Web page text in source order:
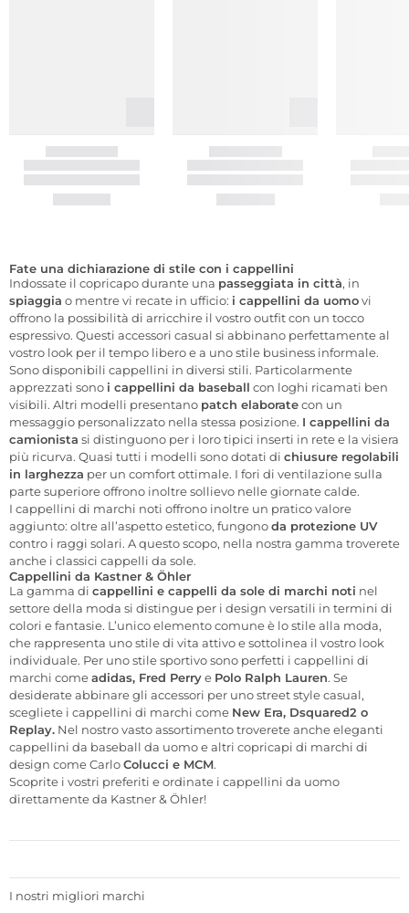
Fate una dichiarazione di stile con i cappellini
Indossate il copricapo durante una passeggiata in città, in
spiaggia o mentre vi recate in ufficio: i cappellini da uomovi
offrono la possibilità di arricchire il vostro outfit con un tocco
espressivo. Questi accessori casual si abbinano perfettamente al
vostro look per il tempo libero e a uno stile business informale.
Sono disponibili cappellini in diversi stili. Particolarmente
apprezzati sono i cappellini da baseball con loghi ricamati ben
visibili. Altri modelli presentano patch elaboratecon un
messaggio personalizzato nella stessa posizione. I cappellini da
camionista si distinguono per i loro tipici inserti in rete e la visiera
più ricurva. Quasi tutti i modelli sono dotati di chiusure regolabili
in larghezza per un comfort ottimale. I fori di ventilazione sulla
parte superiore offrono inoltre sollievo nelle giornate calde.
I cappellini di marchi noti offrono inoltre un pratico valore
aggiunto: oltre all’aspetto estetico, fungonoda protezione UV
contro i raggi solari. A questo scopo, nella nostra gamma troverete
anche i classici cappelli da sole.
Cappellini da Kastner & Öhler
La gamma di cappellini e cappelli da sole di marchi noti nel
settore della moda si distingue per i design versatili in termini di
colori e fantasie. L’unico elemento comune è lo stile alla moda,
che rappresenta uno stile di vita attivo e sottolinea il vostro look
individuale. Per uno stile sportivo sono perfetti i cappellini di
marchi comeadidas, Fred Perrye Polo Ralph Lauren. Se
desiderate abbinare gli accessori per uno street style casual,
scegliete i cappellini di marchi come New Era, Dsquared2 o
Replay. Nel nostro vasto assortimento troverete anche eleganti
cappellini da baseball da uomo e altri copricapi di marchi di
design come CarloColucci e MCM.
Scoprite i vostri preferiti e ordinate i cappellini da uomo
direttamente da Kastner & Öhler!
I nostri migliori marchi